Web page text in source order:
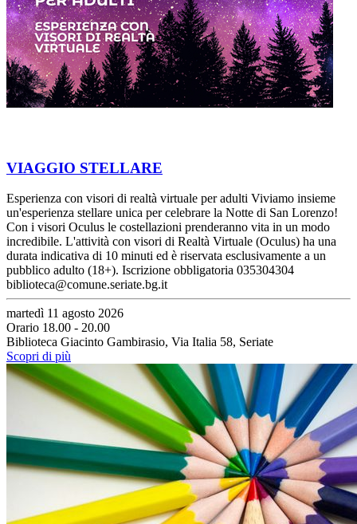
VIAGGIO STELLARE
Esperienza con visori di realtà virtuale per adulti Viviamo insieme
un'esperienza stellare unica per celebrare la Notte di San Lorenzo!
Con i visori Oculus le costellazioni prenderanno vita in un modo
incredibile. L'attività con visori di Realtà Virtuale (Oculus) ha una
durata indicativa di 10 minuti ed è riservata esclusivamente a un
pubblico adulto (18+). Iscrizione obbligatoria 035304304
biblioteca@comune.seriate.bg.it
martedì 11 agosto 2026
Orario 18.00 - 20.00
Biblioteca Giacinto Gambirasio, Via Italia 58, Seriate
Scopri di più